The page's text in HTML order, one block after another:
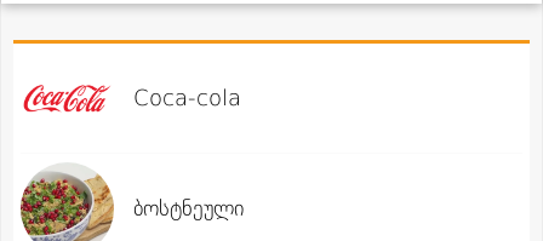
Coca-cola
ბოსტნეული